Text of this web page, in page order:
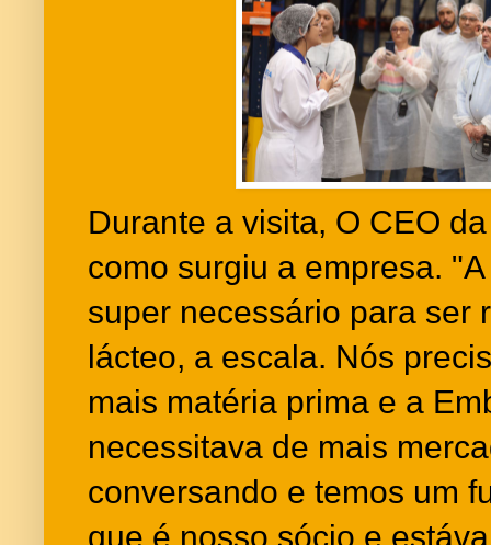
Durante a visita, O CEO
como surgiu a empresa.
super necessário para ser
lácteo, a escala. Nós
mais matéria prima e a
necessitava de mais
conversando e temos um
que é nosso sócio e